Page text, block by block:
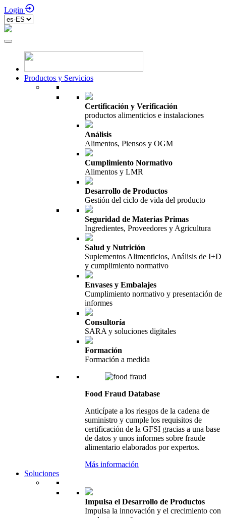
Login
Productos y Servicios
Certificación y Verificación
productos alimenticios e instalaciones
Análisis
Alimentos, Piensos y OGM
Cumplimiento Normativo
Alimentos y LMR
Desarrollo de Productos
Gestión del ciclo de vida del producto
Seguridad de Materias Primas
Ingredientes, Proveedores y Agricultura
Salud y Nutrición
Suplementos Alimenticios, Análisis de I+D
y cumplimiento normativo
Envases y Embalajes
Cumplimiento normativo y presentación de
informes
Consultoría
SARA y soluciones digitales
Formación
Formación a medida
Food Fraud Database
Anticípate a los riesgos de la cadena de
suministro y cumple los requisitos de
certificación de la GFSI gracias a una base
de datos y unos informes sobre fraude
alimentario elaborados por expertos.
Más información
Soluciones
Impulsa el Desarrollo de Productos
Impulsa la innovación y el crecimiento con